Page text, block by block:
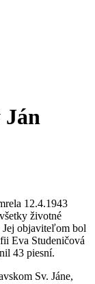
Ján
12.4.1943
životné
Jej objaviteľom bol
Eva Studeničová
43 piesní.
Sv. Jáne,